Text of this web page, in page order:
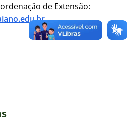
de Extensão:
.